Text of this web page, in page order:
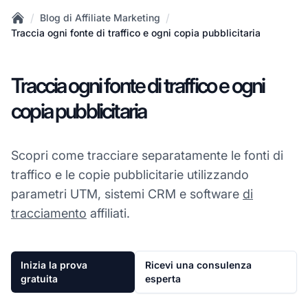
Home
/ Blog di Affiliate Marketing /
Traccia ogni fonte di traffico e ogni copia pubblicitaria
Traccia ogni fonte di traffico e ogni
copia pubblicitaria
Scopri come tracciare separatamente le fonti di
traffico e le copie pubblicitarie utilizzando
parametri UTM, sistemi CRM e software di
tracciamento affiliati.
Inizia la prova
gratuita
Ricevi una consulenza
esperta